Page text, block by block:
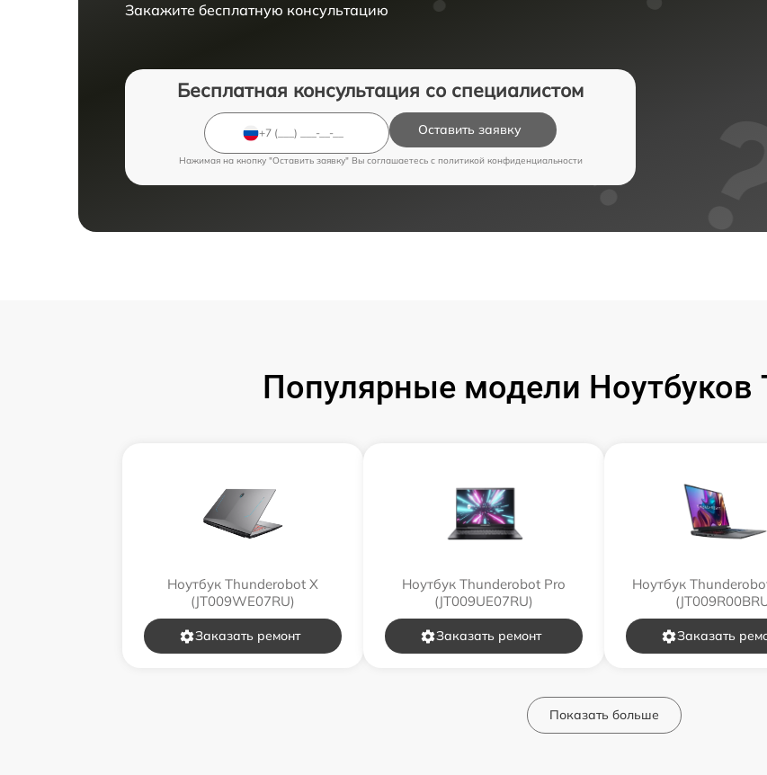
Закажите бесплатную консультацию
Бесплатная консультация со специалистом
Оставить заявку
Нажимая на кнопку "Оставить заявку" Вы соглашаетесь c политикой конфиденциальности
Популярные модели Ноутбуков
Ноутбук Thunderobot X
(JT009WE07RU)
Заказать ремонт
Ноутбук Thunderobot Pro
(JT009UE07RU)
Заказать ремонт
Ноутбук
Заказать
Показать больше